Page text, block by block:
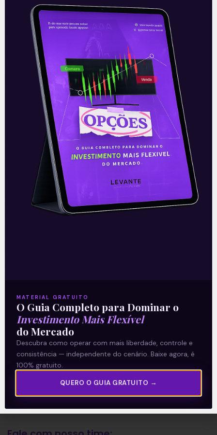
Ações da Desktop (DESK3)
sobem 10% em estreia na Bolsa
As ações da Desktop (DESK3) estreavam
na Bolsa de Valores em alta. Na manha
desta quarta-feira (21), às 10h22, os
papéis da empresa registravam alta
Leia mais
21/07/2021
Termos e Condições
Política de Privacidade
Explore
Artigos
E Eu Com Isso?
Vídeos no Youtube
MATERIAL GRATUITO
O Guia Completo para Dominar o
Investimento Mais Flexível
do Mercado
Descubra como operar com mais liberdade, controle e
consistência — independente do cenário. Baixe agora, é
100% gratuito.
QUERO O GUIA GRATUITO →